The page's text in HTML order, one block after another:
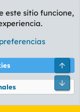
privacidad Ayuda
Ltd.
este sitio funcione,
Pie